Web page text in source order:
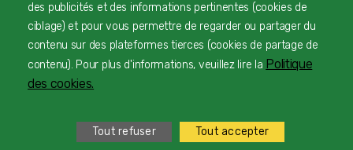
Besoin d’échanger ou d’un conseil
personnalisé
Une équipe d’experts en nutrition infantile rien que
des publicités et des informations pertinentes (cookies de
ciblage) et pour vous permettre de regarder ou partager du
contenu sur des plateformes tierces (cookies de partage de
contenu). Pour plus d'informations, veuillez lire la Politique
des cookies.
Tout refuser Tout accepter